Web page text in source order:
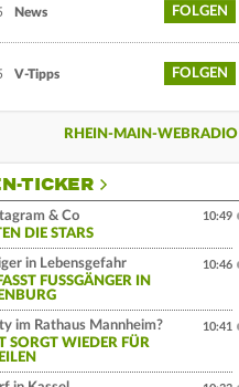
News FOLGEN
V-Tipps FOLGEN
RHEIN-MAIN-WEBRADIO
TICKER
& Co
DIE STARS
10:49
in Lebensgefahr
FUSSGÄNGER IN A
10:46
im Rathaus Mannheim?
SORGT WIEDER FÜR
10:41